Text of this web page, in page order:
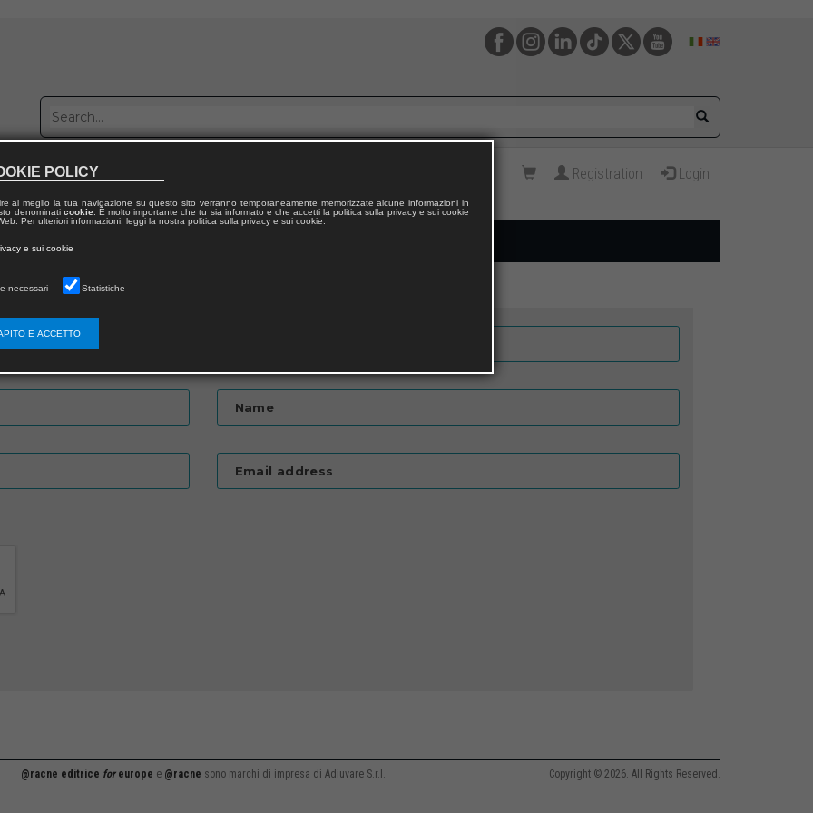
with us Registration Login
Name
Email address
@racne editrice foreurope e @racne sono marchi di impresa di Adiuvare S.r.l. Copyright © 2026. All Rights Reserved.
POLICY
al meglio la tua navigazione su questo sito verranno temporaneamente memorizzate alcune informazioni in
denominati cookie. È molto importante che tu sia informato e che accetti la politica sulla privacy e sui cookie
Per ulteriori informazioni, leggi la nostra politica sulla privacy e sui cookie.
e sui cookie
necessari Statistiche
E ACCETTO